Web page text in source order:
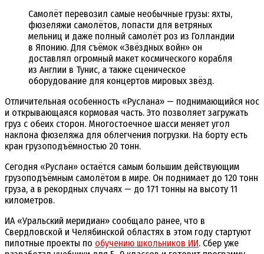
Самолёт перевозил самые необычные грузы: яхты,
фюзеляжи самолётов, лопасти для ветряных
мельниц и даже полный самолёт роз из Голландии
в Японию. Для съёмок «Звёздных войн» он
доставлял огромный макет космического корабля
из Англии в Тунис, а также сценическое
оборудование для концертов мировых звёзд.
Отличительная особенность «Руслана» — поднимающийся нос
и открывающаяся кормовая часть. Это позволяет загружать
груз с обеих сторон. Многостоечное шасси меняет угол
наклона фюзеляжа для облегчения погрузки. На борту есть
кран грузоподъёмностью 20 тонн.
Сегодня «Руслан» остаётся самым большим действующим
грузоподъёмным самолётом в мире. Он поднимает до 120 тонн
груза, а в рекордных случаях — до 171 тонны на высоту 11
километров.
ИА «Уральский меридиан» сообщало ранее, что в
Свердловской и Челябинской областях в этом году стартуют
пилотные проекты по обучению школьников ИИ. Сбер уже